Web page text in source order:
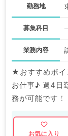
勤務地
募集科目
業務内容
★おすすめポ
お仕事♪ 週4日
務が可能です！
お気に入り